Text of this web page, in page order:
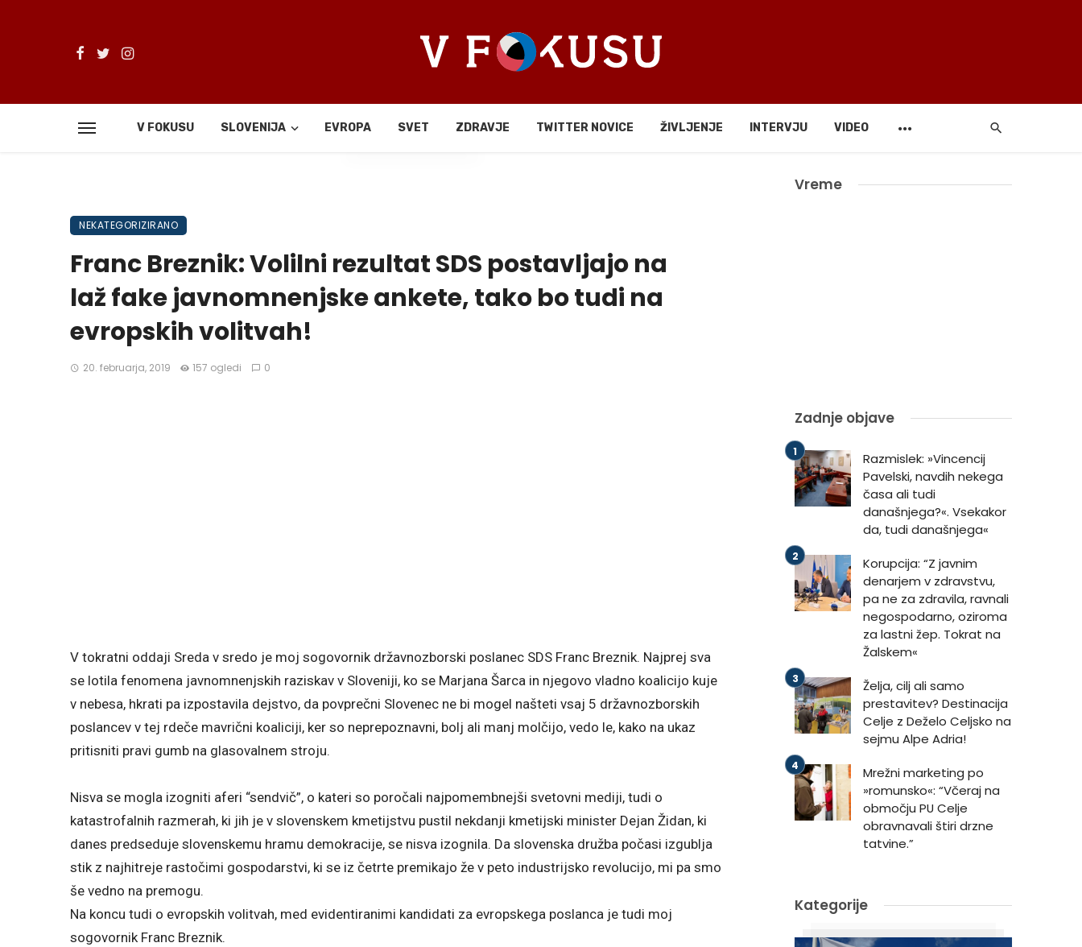
V FOKUSU SLOVENIJA EVROPA SVET ZDRAVJE TWITTER NOVICE ŽIVLJENJE INTERVJU VIDEO
Deli
NEKATEGORIZIRANO
Franc Breznik: Volilni rezultat SDS postavljajo na
laž fake javnomnenjske ankete, tako bo tudi na
evropskih volitvah!
20. februarja, 2019 157 ogledi 0
V tokratni oddaji Sreda v sredo je moj sogovornik državnozborski poslanec SDS Franc Breznik. Najprej sva
se lotila fenomena javnomnenjskih raziskav v Sloveniji, ko se Marjana Šarca in njegovo vladno koalicijo kuje
v nebesa, hkrati pa izpostavila dejstvo, da povprečni Slovenec ne bi mogel našteti vsaj 5 državnozborskih
poslancev v tej rdeče mavrični koaliciji, ker so neprepoznavni, bolj ali manj molčijo, vedo le, kako na ukaz
pritisniti pravi gumb na glasovalnem stroju.
Nisva se mogla izogniti aferi “sendvič”, o kateri so poročali najpomembnejši svetovni mediji, tudi o
katastrofalnih razmerah, ki jih je v slovenskem kmetijstvu pustil nekdanji kmetijski minister Dejan Židan, ki
danes predseduje slovenskemu hramu demokracije, se nisva izognila. Da slovenska družba počasi izgublja
stik z najhitreje rastočimi gospodarstvi, ki se iz četrte premikajo že v peto industrijsko revolucijo, mi pa smo
še vedno na premogu.
Na koncu tudi o evropskih volitvah, med evidentiranimi kandidati za evropskega poslanca je tudi moj
sogovornik Franc Breznik.
Vreme
Zadnje objave
Razmislek: »Vincencij
Pavelski, navdih nekega
časa ali tudi
današnjega?«. Vsekakor
da, tudi današnjega«
Korupcija: “Z javnim
denarjem v zdravstvu,
pa ne za zdravila, ravnali
negospodarno, oziroma
za lastni žep. Tokrat na
Žalskem«
Želja, cilj ali samo
prestavitev? Destinacija
Celje z Deželo Celjsko na
sejmu Alpe Adria!
Mrežni marketing po
»romunsko«: “Včeraj na
območju PU Celje
obravnavali štiri drzne
tatvine.”
Kategorije